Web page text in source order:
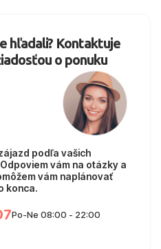
hľadali? Kontaktuje
o ponuku
podľa vašich
vám na otázky a
vám naplánovať
konca.
Po-Ne 08:00 - 22:00